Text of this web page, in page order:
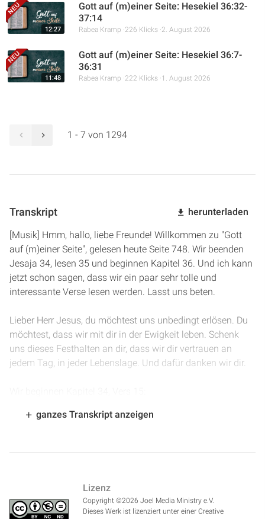
12:27
Gott auf (m)einer Seite: Hesekiel 36:32-
37:14
Rabea Kramp 226 Klicks 2. August 2026
11:48
Gott auf (m)einer Seite: Hesekiel 36:7-
36:31
Rabea Kramp 222 Klicks 1. August 2026
1 - 7 von 1294
Transkript herunterladen
[Musik] Hmm, hallo, liebe Freunde! Willkommen zu "Gott
auf (m)einer Seite", gelesen heute Seite 748. Wir beenden
Jesaja 34, lesen 35 und beginnen Kapitel 36. Und ich kann
jetzt schon sagen, dass wir ein paar sehr tolle und
interessante Verse lesen werden. Lasst uns beten.
Lieber Herr Jesus, du möchtest uns unbedingt erlösen. Du
möchtest, dass wir mit dir in der Ewigkeit leben. Schenk
uns dieses Festhalten an dir, dass wir dir vertrauen an
jedem Tag, in jeder Lebenslage. Und dafür danken wir dir.
ausbrüten und ihre Jungen sammeln unter ihrem Schatten.
der es befohlen, und sein Geist ist's, der sie gesammelt hat.“
ganzes Transkript anzeigen
Lizenz
Copyright ©2026 Joel Media Ministry e.V.
Dieses Werk ist lizenziert unter einer Creative